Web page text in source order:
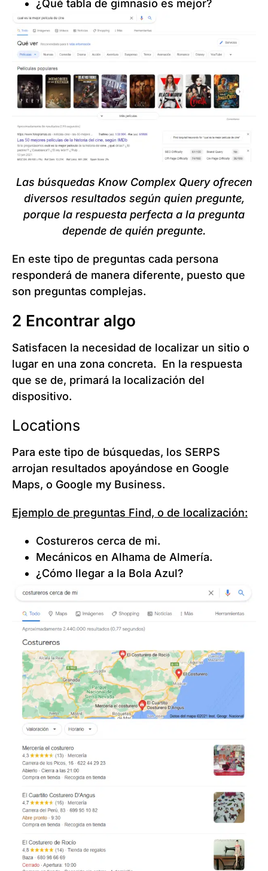
¿Qué tabla de gimnasio es mejor?
Las búsquedas Know Complex Query ofrecen
diversos resultados según quien pregunte,
porque la respuesta perfecta a la pregunta
depende de quién pregunte.
En este tipo de preguntas cada persona
responderá de manera diferente, puesto que
son preguntas complejas.
2 Encontrar algo
Satisfacen la necesidad de localizar un sitio o
lugar en una zona concreta. En la respuesta
que se de, primará la localización del
dispositivo.
Locations
Para este tipo de búsquedas, los SERPS
arrojan resultados apoyándose en Google
Maps, o Google my Business.
Ejemplo de preguntas Find, o de localización:
Costureros cerca de mi.
Mecánicos en Alhama de Almería.
¿Cómo llegar a la Bola Azul?